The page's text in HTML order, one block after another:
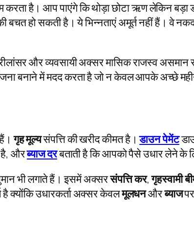
करता है। आप पाएंगे कि थोड़ा छोटा ऋण लेकिन
हो सकती है। ये भिन्नताएं अमूर्त नहीं हैं। वे
और व्यवसायी अक्सर मासिक राजस्व असमान
बनाने में मदद करता है जो न केवल आपके अच्छे
गृह मूल्यसंपत्ति की खरीद कीमत है।डाउन पेमेंट
है, औरब्याज दरबताती है कि आपको पैसे उधार लेने के
भी लगाते हैं। इसमें अक्सरसंपत्ति कर,गृहस्वामी
है क्योंकि उधारकर्ता अक्सर केवलमूलधनऔरब्याज